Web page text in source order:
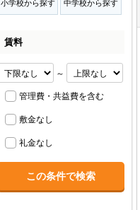
小学校から探す 中学校から探す
賃料
～
管理費・共益費を含む
敷金なし
礼金なし